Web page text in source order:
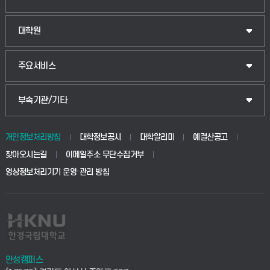
법경영학부
생명공학부
사회안전시스템공학부
대학원
일반대학원
산업대학원
공공정책대학원
교육대학원
주요서비스
입학안내
웹메일
학사시스템(전문학사 및 전공심화)
사이버캠퍼스(전문학사 및 전공심화)
시설바로처리서비스
부속기관/기타
중앙도서관
학생생활관(안성)
산학협력단
취업지원센터
개인정보처리방침 대학정보공시 대학알리미
예결산공고
찾아오시는길
이메일주소 무단수집거부
영상정보처리기기 운영·관리 방침
안성캠퍼스